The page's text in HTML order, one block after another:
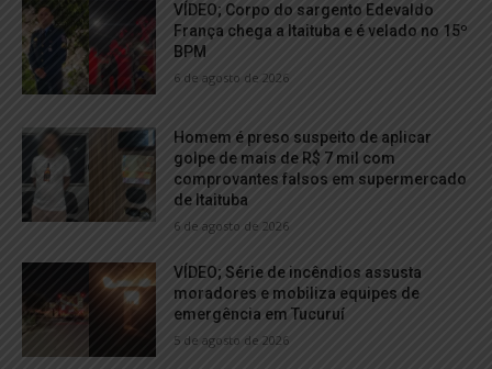
VÍDEO; Corpo do sargento Edevaldo
França chega a Itaituba e é velado no 15º
BPM
6 de agosto de 2026
Homem é preso suspeito de aplicar
golpe de mais de R$ 7 mil com
comprovantes falsos em supermercado
de Itaituba
6 de agosto de 2026
VÍDEO; Série de incêndios assusta
moradores e mobiliza equipes de
emergência em Tucuruí
5 de agosto de 2026